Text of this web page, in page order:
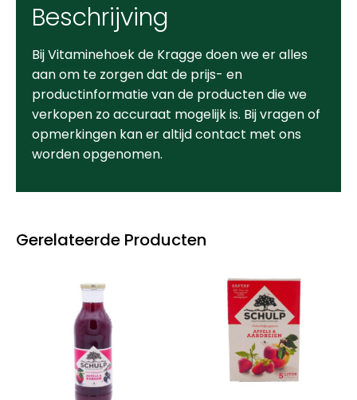
Gerelateerde Producten
Beschrijving
Bij Vitaminehoek de Kragge doen we er alles
aan om te zorgen dat de prijs- en
productinformatie van de producten die we
verkopen zo accuraat mogelijk is. Bij vragen of
opmerkingen kan er altijd contact met ons
worden opgenomen.